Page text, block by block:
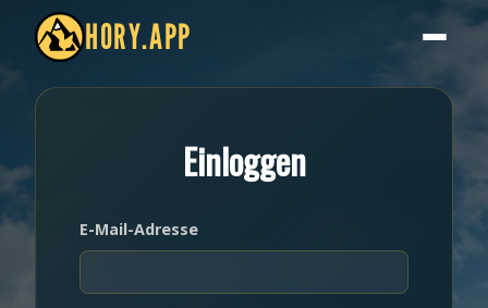
HORY.APP
Einloggen
E-Mail-Adresse